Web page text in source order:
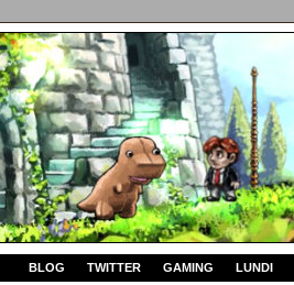
BLOG TWITTER GAMING LUNDI